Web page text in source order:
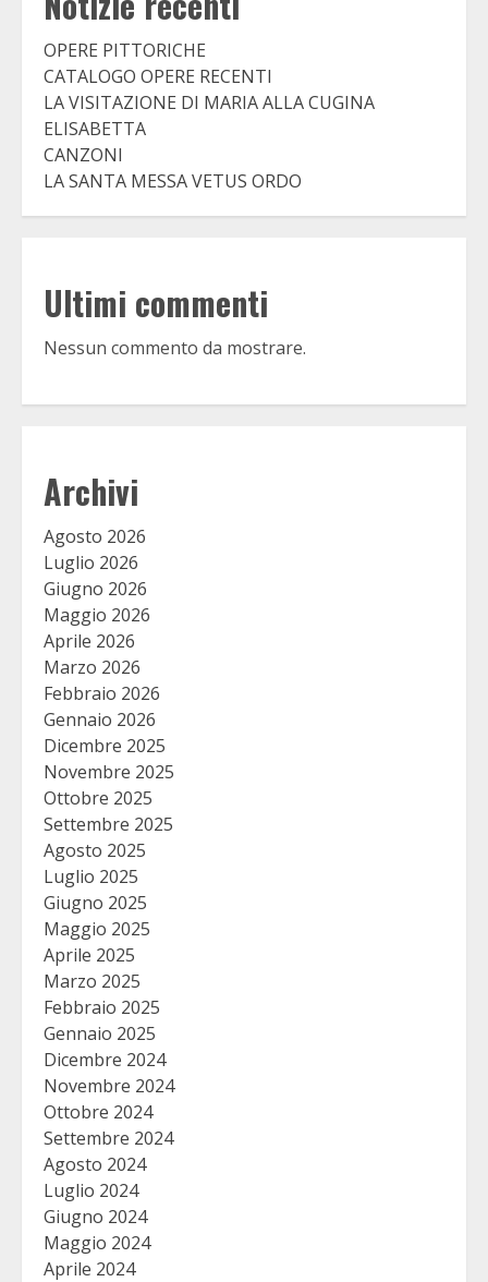
OPERE PITTORICHE
CATALOGO OPERE RECENTI
LA VISITAZIONE DI MARIA ALLA CUGINA
ELISABETTA
CANZONI
LA SANTA MESSA VETUS ORDO
Ultimi commenti
Nessun commento da mostrare.
Archivi
Agosto 2026
Luglio 2026
Giugno 2026
Maggio 2026
Aprile 2026
Marzo 2026
Febbraio 2026
Gennaio 2026
Dicembre 2025
Novembre 2025
Ottobre 2025
Settembre 2025
Agosto 2025
Luglio 2025
Giugno 2025
Maggio 2025
Aprile 2025
Marzo 2025
Febbraio 2025
Gennaio 2025
Dicembre 2024
Novembre 2024
Ottobre 2024
Settembre 2024
Agosto 2024
Luglio 2024
Giugno 2024
Maggio 2024
Aprile 2024